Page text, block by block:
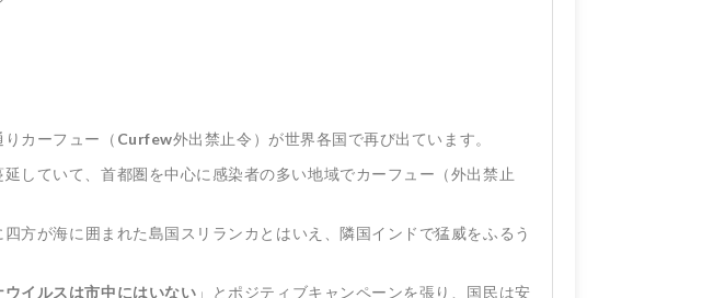
カーフュー（ Curfew外出禁止令）が世界各国で再び出ています。
していて、首都圏を中心に感染者の多い地域でカーフュー（外出禁止
方が海に囲まれた島国スリランカとはいえ、隣国インドで猛威をふるう
イルスは市中にはいない 」とポジティブキャンペーンを張り、国民は安